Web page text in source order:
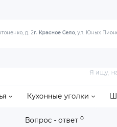
д. 2г. Красное Село, ул. Юных
Я ищу,
Кухонные уголки
Вопрос - ответ 0
Лилия-1300 (средний тон)